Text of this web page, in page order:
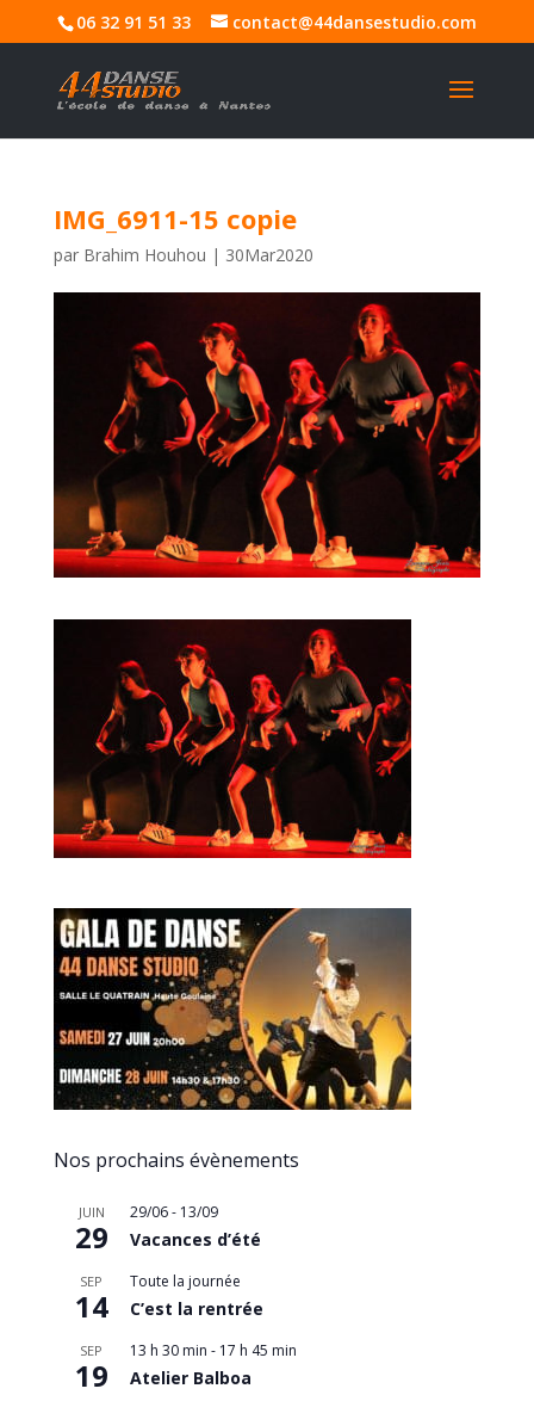
06 32 91 51 33 contact@44dansestudio.com
IMG_6911-15 copie
par Brahim Houhou | 30Mar2020
Nos prochains évènements
JUIN
29
29/06- 13/09
Vacances d’été
SEP
14
Toute la journée
C’est la rentrée
SEP
19
13 h 30 min - 17 h 45 min
Atelier Balboa